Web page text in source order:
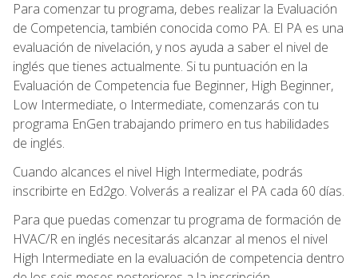
Para comenzar tu programa, debes realizar la Evaluación
de Competencia, también conocida como PA. El PA es una
evaluación de nivelación, y nos ayuda a saber el nivel de
inglés que tienes actualmente. Si tu puntuación en la
Evaluación de Competencia fue Beginner, High Beginner,
Low Intermediate, o Intermediate, comenzarás con tu
programa EnGen trabajando primero en tus habilidades
de inglés.
Cuando alcances el nivel High Intermediate, podrás
inscribirte en Ed2go. Volverás a realizar el PA cada 60 días.
Para que puedas comenzar tu programa de formación de
HVAC/R en inglés necesitarás alcanzar al menos el nivel
High Intermediate en la evaluación de competencia dentro